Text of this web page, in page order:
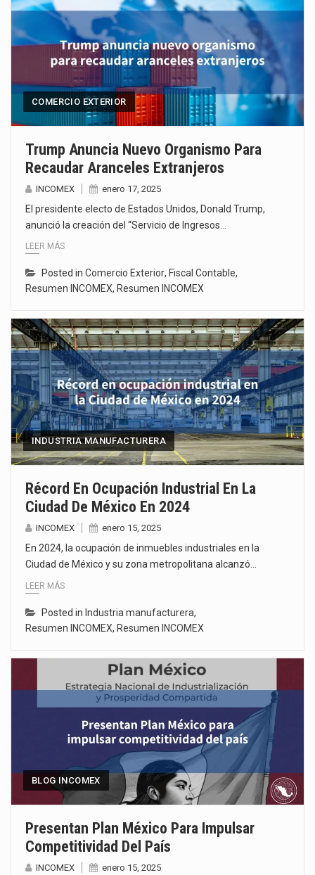
COMERCIO EXTERIOR
Trump Anuncia Nuevo Organismo Para
Recaudar Aranceles Extranjeros
INCOMEX enero 17, 2025
El presidente electo de Estados Unidos, Donald Trump,
anunció la creación del “Servicio de Ingresos…
LEER MÁS
Posted in Comercio Exterior, Fiscal Contable,
Resumen INCOMEX, Resumen INCOMEX
INDUSTRIA MANUFACTURERA
Récord En Ocupación Industrial En La
Ciudad De México En 2024
INCOMEX enero 15, 2025
En 2024, la ocupación de inmuebles industriales en la
Ciudad de México y su zona metropolitana alcanzó…
LEER MÁS
Posted in Industria manufacturera,
Resumen INCOMEX, Resumen INCOMEX
BLOG INCOMEX
Presentan Plan México Para Impulsar
Competitividad Del País
INCOMEX enero 15, 2025